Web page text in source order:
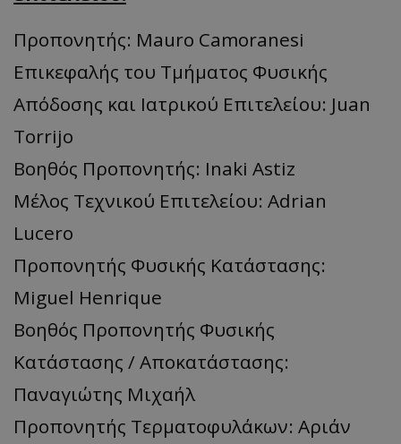
Προπονητής: Mauro Camoranesi
Επικεφαλής του Τμήματος Φυσικής
Απόδοσης και Ιατρικού Επιτελείου: Juan
Torrijo
Boηθός Προπονητής: Inaki Astiz
Μέλος Τεχνικού Επιτελείου: Αdrian
Lucero
Προπονητής Φυσικής Κατάστασης:
Miguel Henrique
Βοηθός Προπονητής Φυσικής
Κατάστασης / Αποκατάστασης:
Παναγιώτης Μιχαήλ
Προπονητής Τερματοφυλάκων: Αριάν